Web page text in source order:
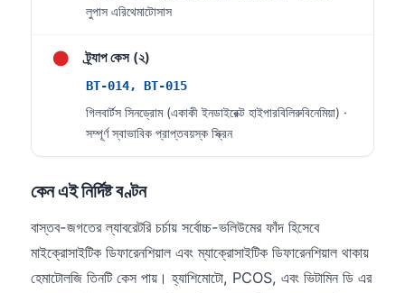
লুপাস এরিথেমাটোসাস
● ট্র্যাপ কেস (২)
BT-014, BT-015
গিলবার্টস সিনড্রোম (একাকী ইনডাইরেক্ট হাইপারবিলিরুবিনেমিয়া) ·
সম্পূর্ণ স্বাভাবিক প্রাপ্তবয়স্ক স্ক্রিন
কেন এই নির্দিষ্ট বণ্টন
বাস্তব-জগতের ল্যাবরেটরি চর্চায় সর্বোচ্চ-ভলিউমের ফাঁদ হিসেবে
মাইক্রোসাইটিক ডিফারেনশিয়াল এবং ম্যাক্রোসাইটিক ডিফারেনশিয়াল থাকায়
হেমাটোলজি তিনটি কেস পায়। হ্যাশিমোটো, PCOS, এবং ভিটামিন ডি এর